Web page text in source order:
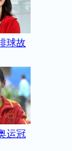
球故
运冠